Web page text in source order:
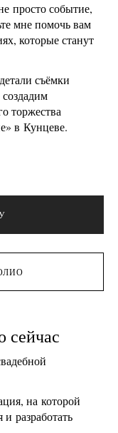
просто событие,
мне помочь вам
которые станут
съёмки
торжества
в Кунцеве.
сейчас
на которой
разработать